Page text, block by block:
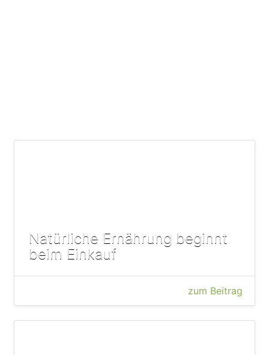
Natürliche Ernährung beginnt
beim Einkauf
zum Beitrag